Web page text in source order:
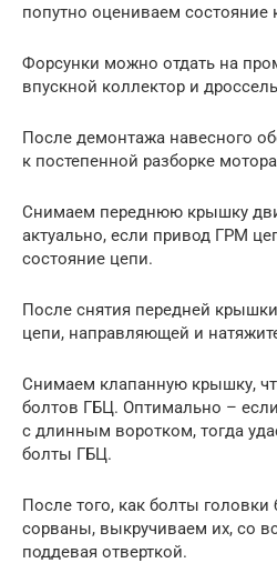
попутно оцениваем состояние
Форсунки можно отдать на
впускной коллектор и
После демонтажа навесного
к постепенной разборке
Снимаем переднюю крышку
актуально, если привод ГРМ
состояние цепи.
После снятия передней
цепи, направляющей и
Снимаем клапанную крышку,
болтов ГБЦ. Оптимально –
с длинным воротком, тогда
болты ГБЦ.
После того, как болты
сорваны, выкручиваем их, со
поддевая отверткой.